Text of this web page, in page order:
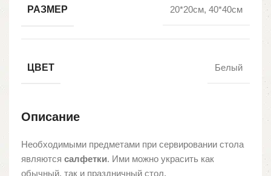
РАЗМЕР 20*20см, 40*40см
ЦВЕТ Белый
Описание
Необходимыми предметами при сервировании стола
являются салфетки. Ими можно украсить как
обычный, так и праздничный стол.